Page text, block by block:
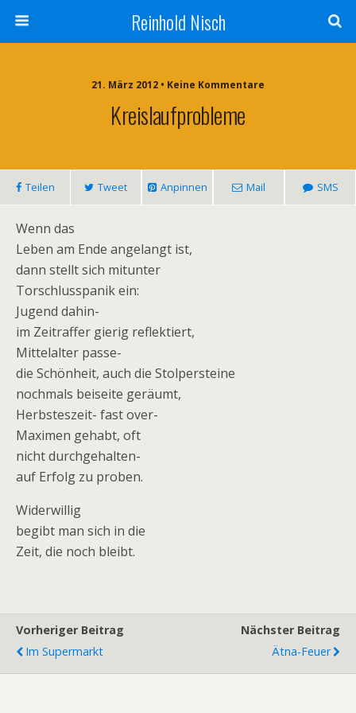
Reinhold Nisch
21. März 2012 • Keine Kommentare
Kreislaufprobleme
Teilen Tweet Anpinnen Mail SMS
Wenn das
Leben am Ende angelangt ist,
dann stellt sich mitunter
Torschlusspanik ein:
Jugend dahin-
im Zeitraffer gierig reflektiert,
Mittelalter passe-
die Schönheit, auch die Stolpersteine
nochmals beiseite geräumt,
Herbsteszeit- fast over-
Maximen gehabt, oft
nicht durchgehalten-
auf Erfolg zu proben.
Widerwillig
begibt man sich in die
Zeit, die noch bleibt.
Vorheriger Beitrag
Im Supermarkt
Nächster Beitrag
Ätna-Feuer